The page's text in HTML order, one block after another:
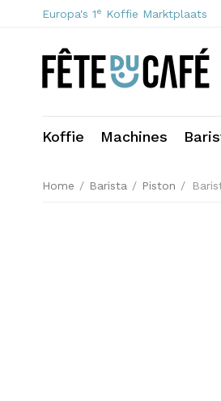
Europa's 1e Koffie Marktplaats
Koffie Machines
Home / Barista / Piston /